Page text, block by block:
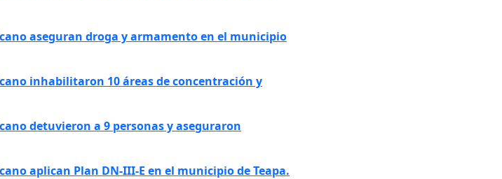
aseguran droga y armamento en el municipio
inhabilitaron 10 áreas de concentración y
detuvieron a 9 personas y aseguraron
aplican Plan DN-III-E en el municipio de Teapa.